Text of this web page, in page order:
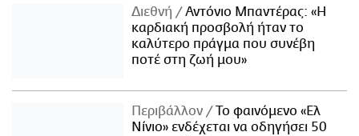
Διεθνή
Αντόνιο Μπαντέρας: «Η
καρδιακή προσβολή ήταν το
καλύτερο πράγμα που συνέβη
ποτέ στη ζωή μου»
Περιβάλλον
Το φαινόμενο «Ελ
Νίνιο» ενδέχεται να οδηγήσει 50